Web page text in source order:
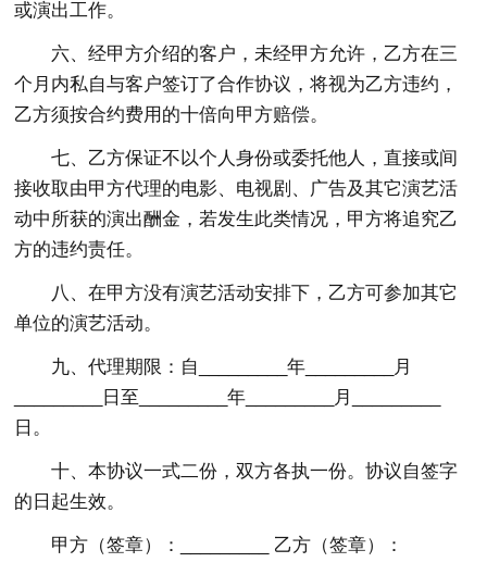
或演出工作。
六、经甲方介绍的客户，未经甲方允许，乙方在三
个月内私自与客户签订了合作协议，将视为乙方违约，
乙方须按合约费用的十倍向甲方赔偿。
七、乙方保证不以个人身份或委托他人，直接或间
接收取由甲方代理的电影、电视剧、广告及其它演艺活
动中所获的演出酬金，若发生此类情况，甲方将追究乙
方的违约责任。
八、在甲方没有演艺活动安排下，乙方可参加其它
单位的演艺活动。
九、代理期限：自_________年_________月
_________日至_________年_________月_________
日。
十、本协议一式二份，双方各执一份。协议自签字
的日起生效。
甲方（签章）：_________ 乙方（签章）：